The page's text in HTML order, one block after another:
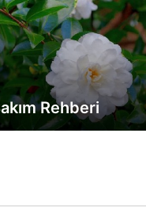
Rehberi